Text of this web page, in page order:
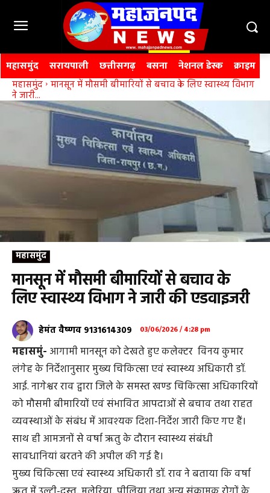
महासमुंद सरायपाली छत्तीसगढ़ बसना नेशनल डेस्क क्राइम
महासमुंद मानसून में मौसमी बीमारियों से बचाव के लिए स्वास्थ्य विभाग
ने जारी...
महासमुंद
मानसून में मौसमी बीमारियों से बचाव के
लिए स्वास्थ्य विभाग ने जारी की एडवाइजरी
हेमंत वैष्णव 9131614309 03/06/2026 / 4:28 pm
महासमुं- आगामी मानसून को देखते हुए कलेक्टर विनय कुमार
लंगेह के निर्देशानुसार मुख्य चिकित्सा एवं स्वास्थ्य अधिकारी डॉ.
आई. नागेश्वर राव द्वारा जिले के समस्त खण्ड चिकित्सा अधिकारियों
को मौसमी बीमारियों एवं संभावित आपदाओं से बचाव तथा राहत
व्यवस्थाओं के संबंध में आवश्यक दिशा-निर्देश जारी किए गए हैं।
साथ ही आमजनों से वर्षा ऋतु के दौरान स्वास्थ्य संबंधी
सावधानियां बरतने की अपील की गई है।
मुख्य चिकित्सा एवं स्वास्थ्य अधिकारी डॉ. राव ने बताया कि वर्षा